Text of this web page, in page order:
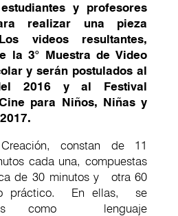
y profesores
realizar una pieza
videos resultantes,
la 3° Muestra de Video
y serán postulados al
2016 y al Festival
para Niños, Niñas y
constan de 11
cada una, compuestas
de 30 minutos y otra 60
práctico. En ellas, se
como lenguaje